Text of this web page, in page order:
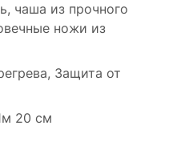
чаша из прочного
ножи из
Защита от
20 см